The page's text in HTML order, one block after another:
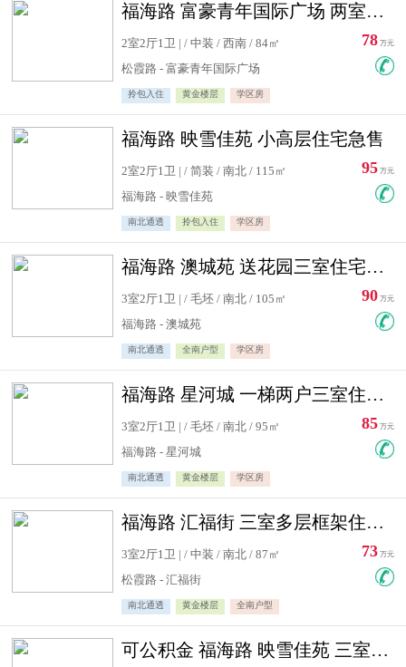
福海路 富豪青年国际广场 两室住宅急售
2室2厅1卫 | / 中装 / 西南 / 84㎡
松霞路 - 富豪青年国际广场
拎包入住 黄金楼层 学区房
78 万元
福海路 映雪佳苑 小高层住宅急售
2室2厅1卫 | / 简装 / 南北 / 115㎡
福海路 - 映雪佳苑
南北通透 拎包入住 学区房
95 万元
福海路 澳城苑 送花园三室住宅急售
3室2厅1卫 | / 毛坯 / 南北 / 105㎡
福海路 - 澳城苑
南北通透 全南户型 学区房
90 万元
福海路 星河城 一梯两户三室住宅急售
3室2厅1卫 | / 毛坯 / 南北 / 95㎡
福海路 - 星河城
南北通透 黄金楼层 学区房
85 万元
福海路 汇福街 三室多层框架住宅急售
3室2厅1卫 | / 中装 / 南北 / 87㎡
松霞路 - 汇福街
南北通透 黄金楼层 全南户型
73 万元
可公积金 福海路 映雪佳苑 三室住宅急售送小棚